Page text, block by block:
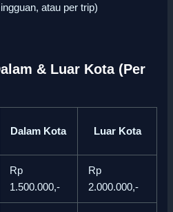
atau per trip)
& Luar Kota (Per
Dalam Kota Luar Kota
Rp
1.500.000,-
Rp
2.000.000,-